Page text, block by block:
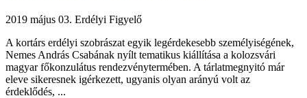
2019 május 03. Erdélyi Figyelő
A kortárs erdélyi szobrászat egyik legérdekesebb személyiségének,
Nemes András Csabának nyílt tematikus kiállítása a kolozsvári
magyar főkonzulátus rendezvénytermében. A tárlatmegnyitó már
eleve sikeresnek igérkezett, ugyanis olyan arányú volt az
érdeklődés, ...